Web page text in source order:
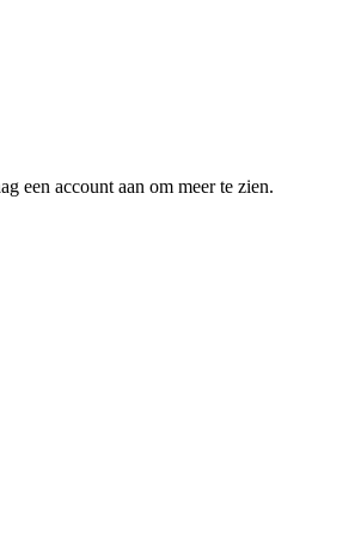
een account aan om meer te zien.